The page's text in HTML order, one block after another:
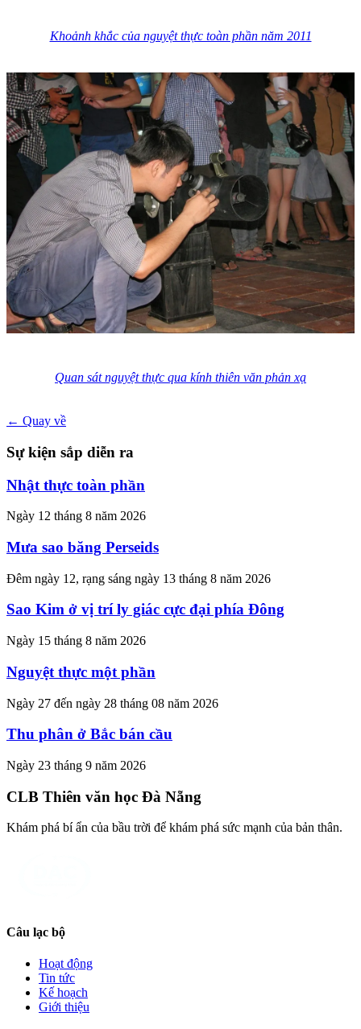
Khoảnh khắc của nguyệt thực toàn phần năm 2011
Quan sát nguyệt thực qua kính thiên văn phản xạ
← Quay về
Sự kiện sắp diễn ra
Nhật thực toàn phần
Ngày 12 tháng 8 năm 2026
Mưa sao băng Perseids
Đêm ngày 12, rạng sáng ngày 13 tháng 8 năm 2026
Sao Kim ở vị trí ly giác cực đại phía Đông
Ngày 15 tháng 8 năm 2026
Nguyệt thực một phần
Ngày 27 đến ngày 28 tháng 08 năm 2026
Thu phân ở Bắc bán cầu
Ngày 23 tháng 9 năm 2026
CLB Thiên văn học Đà Nẵng
Khám phá bí ẩn của bầu trời để khám phá sức mạnh của bản thân.
Câu lạc bộ
Hoạt động
Tin tức
Kế hoạch
Giới thiệu